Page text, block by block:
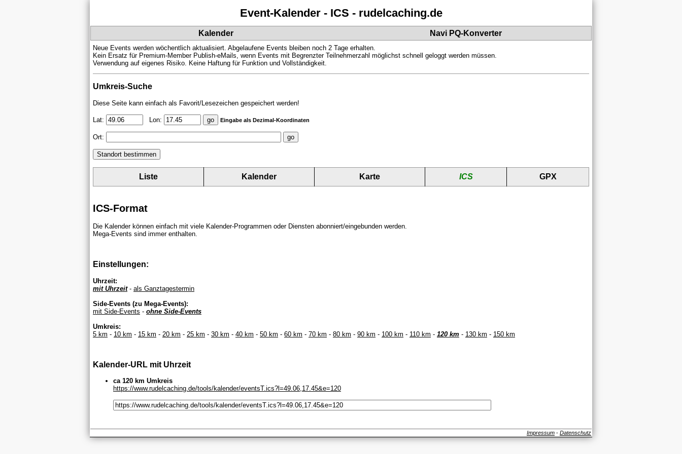
Event-Kalender - ICS - rudelcaching.de
Kalender Navi PQ-Konverter
Neue Events werden wöchentlich aktualisiert. Abgelaufene Events bleiben noch 2 Tage erhalten.
Kein Ersatz für Premium-Member Publish-eMails, wenn Events mit Begrenzter Teilnehmerzahl möglichst schnell geloggt werden müssen.
Verwendung auf eigenes Risiko. Keine Haftung für Funktion und Vollständigkeit.
Umkreis-Suche
Diese Seite kann einfach als Favorit/Lesezeichen gespeichert werden!
Lat: Lon: Eingabe als Dezimal-Koordinaten
Ort:
Liste Kalender Karte ICS GPX
ICS-Format
Die Kalender können einfach mit viele Kalender-Programmen oder Diensten abonniert/eingebunden werden.
Mega-Events sind immer enthalten.
Einstellungen:
Uhrzeit:
mit Uhrzeit- als Ganztagestermin
Side-Events (zu Mega-Events):
mit Side-Events - ohne Side-Events
Umkreis:
5 km - 10 km - 15 km - 20 km - 25 km - 30 km - 40 km - 50 km - 60 km - 70 km - 80 km - 90 km - 100 km - 110 km - 120 km - 130 km - 150 km
Kalender-URL mit Uhrzeit
ca 120 km Umkreis
https://www.rudelcaching.de/tools/kalender/eventsT.ics?l=49.06,17.45&e=120
Impressum - Datenschutz